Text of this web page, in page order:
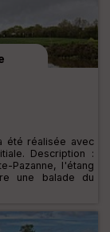
été réalisée avec
Description :
Pazanne, l'étang
une balade du